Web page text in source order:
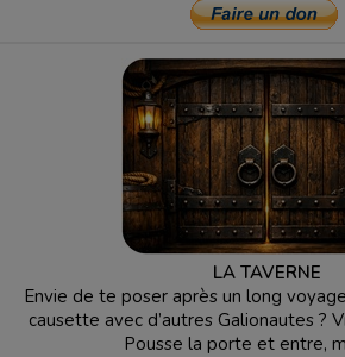
LA TAVERNE
Envie de te poser après un long
causette avec d’autres Galionautes ?
Pousse la porte et entre,